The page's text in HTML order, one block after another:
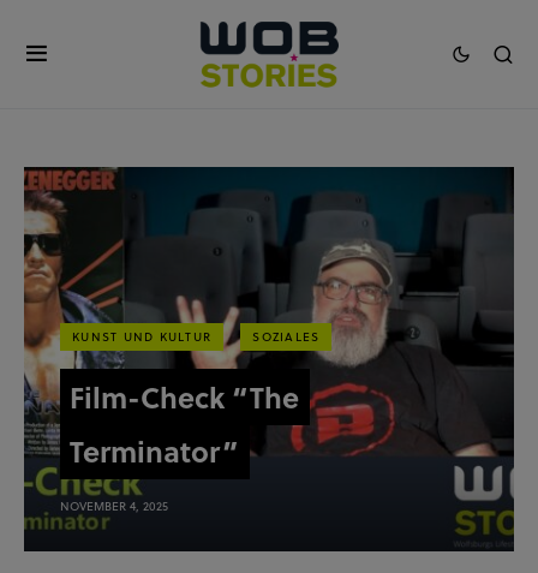
KUNST UND KULTUR SOZIALES
Film-Check “The
Terminator”
NOVEMBER 4, 2025